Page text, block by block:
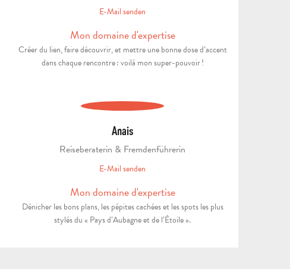
E-Mail senden
Mon domaine d'expertise
Créer du lien, faire découvrir, et mettre une bonne dose d’accent
dans chaque rencontre : voilà mon super-pouvoir !
Anais
Reiseberaterin & Fremdenführerin
E-Mail senden
Mon domaine d'expertise
Dénicher les bons plans, les pépites cachées et les spots les plus
stylés du « Pays d’Aubagne et de l’Étoile ».